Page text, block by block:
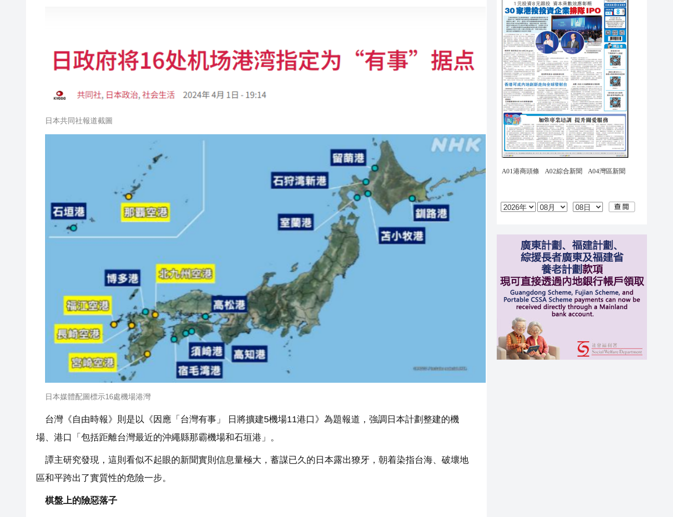
日本共同社報道截圖
日本媒體配圖標示16處機場港灣
台灣《自由時報》則是以《因應「台灣有事」 日將擴建5機場11港口》為題報道，強調日本計劃整建的機
場、港口「包括距離台灣最近的沖繩縣那霸機場和石垣港」。
譚主研究發現，這則看似不起眼的新聞實則信息量極大，蓄謀已久的日本露出獠牙，朝着染指台海、破壞地
區和平跨出了實質性的危險一步。
棋盤上的險惡落子